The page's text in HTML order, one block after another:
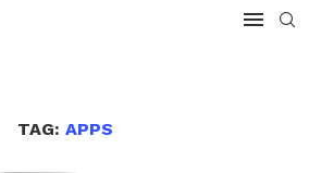
TAG: APPS